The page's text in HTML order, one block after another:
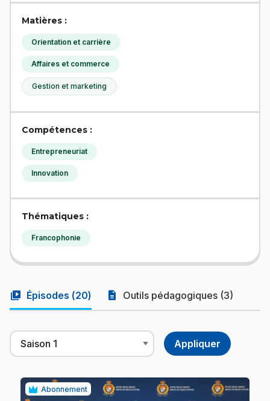
Matières :
Orientation et carrière
Affaires et commerce
Gestion et marketing
Compétences :
Entrepreneuriat
Innovation
Thématiques :
Francophonie
video_library Épisodes (20) description Outils pédagogiques (3)
Abonnement